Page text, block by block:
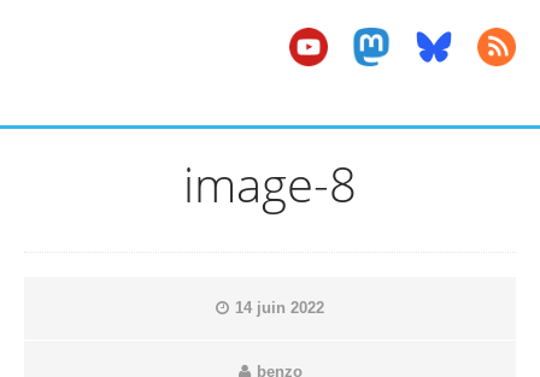
image-8
14 juin 2022
benzo